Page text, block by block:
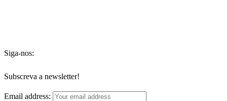
Siga-nos:
Subscreva a newsletter!
Email address: